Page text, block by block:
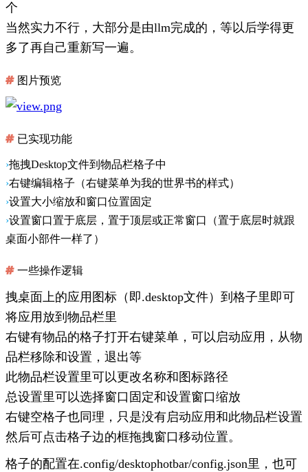
个
当然实力不行，大部分是由llm完成的，等以后学得更
多了再自己重新写一遍。
图片预览
已实现功能
拖拽Desktop文件到物品栏格子中
右键编辑格子（右键菜单为我的世界书的样式）
设置大小缩放和窗口位置固定
设置窗口置于底层，置于顶层或正常窗口（置于底层时就跟
桌面小部件一样了）
一些操作逻辑
拽桌面上的应用图标 （即.desktop文件）到格子里即可
将应用放到物品栏里
右键有物品的格子打开右键菜单，可以启动应用，从物
品栏移除和设置，退出等
此物品栏设置里可以更改名称和图标路径
总设置里可以选择窗口固定和设置窗口缩放
右键空格子也同理，只是没有启动应用和此物品栏设置
然后可点击格子边的框拖拽窗口移动位置。
格子的配置在.config/desktophotbar/config.json里，也可